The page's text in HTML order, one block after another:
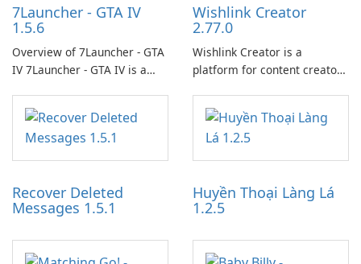
7Launcher - GTA IV
1.5.6
Overview of 7Launcher - GTA
IV 7Launcher - GTA IV is a
application designed to
optimize the gaming
experience for Grand Theft
Auto IV.
Wishlink Creator
2.77.0
Wishlink Creator is a
platform for content creators
work through built-in brand
partnerships and integrated
tools for content distribution
and audience engagement.
Recover Deleted
Messages 1.5.1
Huyền Thoại Làng Lá
1.2.5